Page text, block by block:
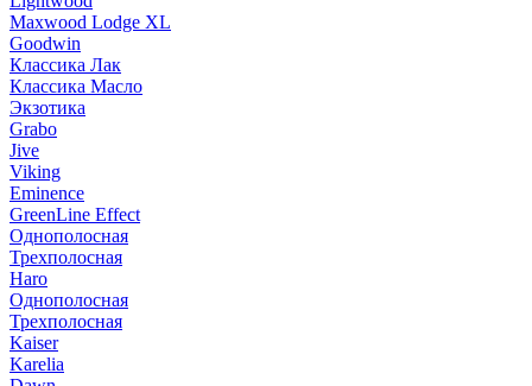
Maxwood Lodge XL
Goodwin
Классика Лак
Классика Масло
Экзотика
Grabo
Jive
Viking
Eminence
GreenLine Effect
Однополосная
Трехполосная
Haro
Однополосная
Трехполосная
Kaiser
Karelia